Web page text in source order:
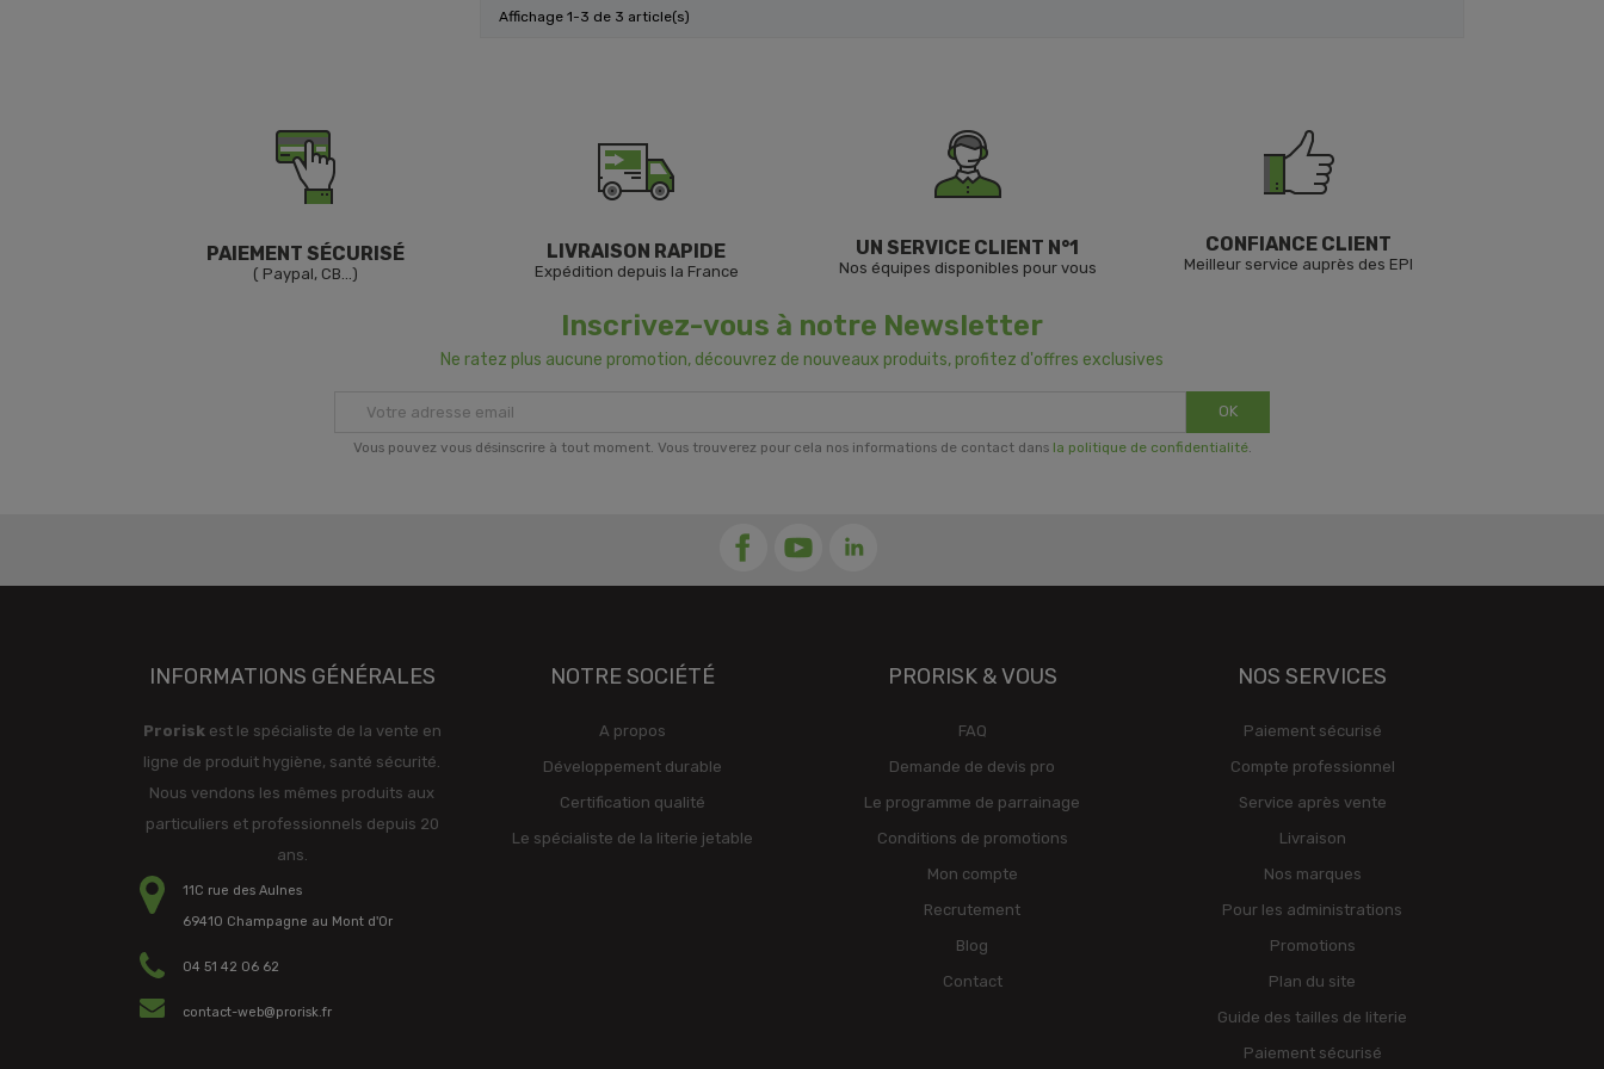
Affichage 1-3 de 3 article(s)
PAIEMENT SÉCURISÉ
( Paypal, CB...)
LIVRAISON RAPIDE
Expédition depuis la France
UN SERVICE CLIENT N°1
Nos équipes disponibles pour vous
CONFIANCE CLIENT
Meilleur service auprès des EPI
Inscrivez-vous à notre Newsletter
Ne ratez plus aucune promotion, découvrez de nouveaux produits, profitez d'offres exclusives
OK
Vous pouvez vous désinscrire à tout moment. Vous trouverez pour cela nos informations de contact dans la politique de confidentialité.
INFORMATIONS GÉNÉRALES
Proriskest le spécialiste de la vente en
ligne de produit hygiène, santé sécurité.
Nous vendons les mêmes produits aux
particuliers et professionnels depuis 20
ans.
11C rue des Aulnes
69410 Champagne au Mont d'Or
04 51 42 06 62
contact-web@prorisk.fr
NOTRE SOCIÉTÉ
A propos
Développement durable
Certification qualité
Le spécialiste de la literie jetable
PRORISK & VOUS
FAQ
Demande de devis pro
Le programme de parrainage
Conditions de promotions
Mon compte
Recrutement
Blog
Contact
NOS SERVICES
Paiement sécurisé
Compte professionnel
Service après vente
Livraison
Nos marques
Pour les administrations
Promotions
Plan du site
Guide des tailles de literie
Paiement sécurisé